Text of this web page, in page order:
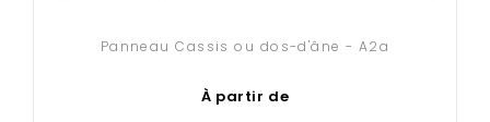
Panneau Cassis ou dos-d'âne - A2a
À partir de